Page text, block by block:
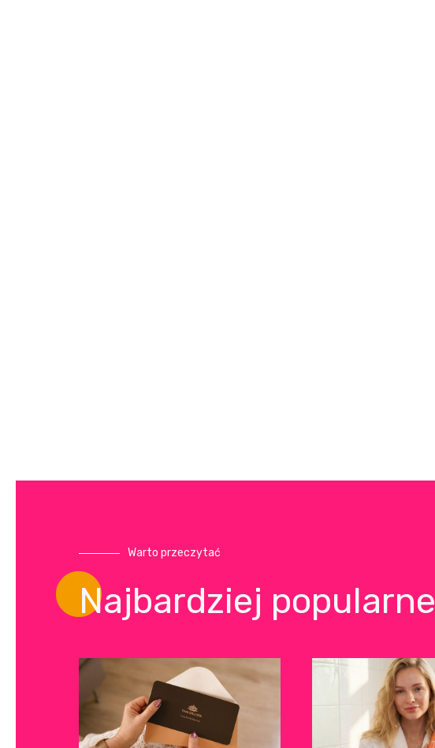
Warto przeczytać
Najbardziej popularne